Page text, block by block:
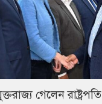
গেলেন রাষ্ট্রপতি